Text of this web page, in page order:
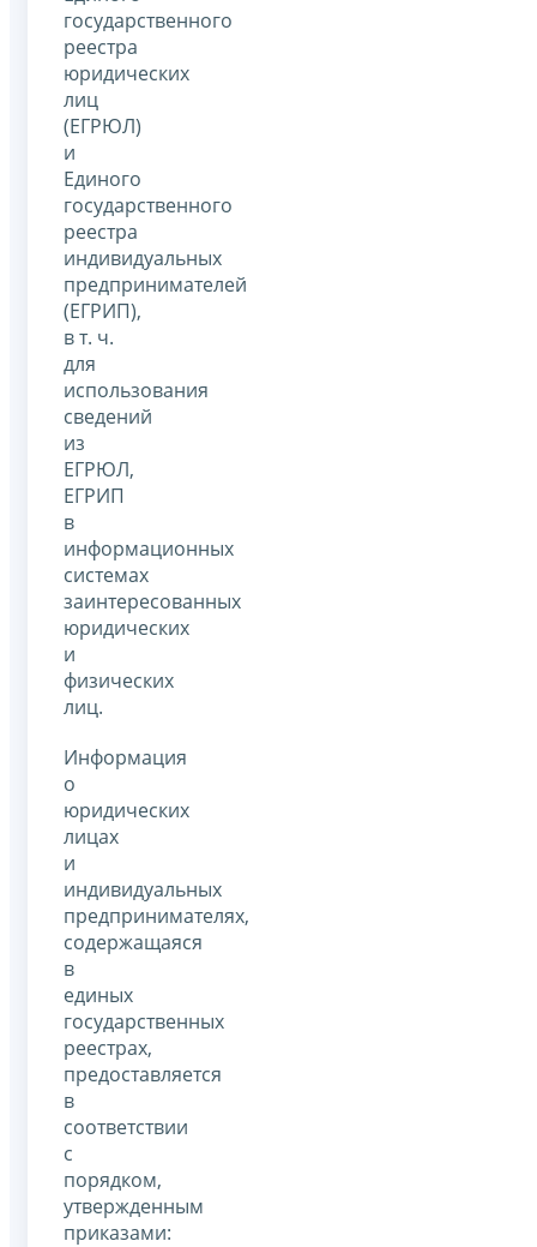
государственного
реестра
юридических
лиц
(ЕГРЮЛ)
и
Единого
государственного
реестра
индивидуальных
предпринимателей
(ЕГРИП),
в т. ч.
для
использования
сведений
из
ЕГРЮЛ,
ЕГРИП
в
информационных
системах
заинтересованных
юридических
и
физических
лиц.
Информация
о
юридических
лицах
и
индивидуальных
предпринимателях,
содержащаяся
в
единых
государственных
реестрах,
предоставляется
в
соответствии
с
порядком,
утвержденным
приказами: